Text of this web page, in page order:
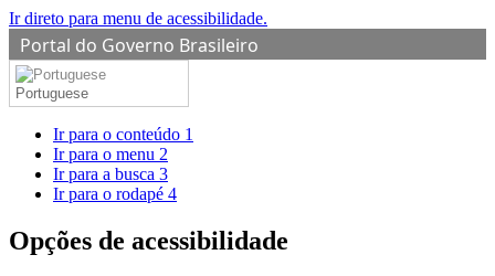
Ir direto para menu de acessibilidade.
Portal do Governo Brasileiro
Portuguese
Ir para o conteúdo 1
Ir para o menu 2
Ir para a busca 3
Ir para o rodapé 4
Opções de acessibilidade